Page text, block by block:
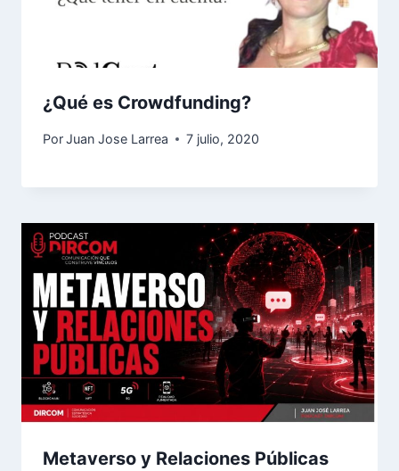
¿Qué es Crowdfunding?
PorJuan Jose Larrea 7 julio, 2020
Metaverso y Relaciones Públicas